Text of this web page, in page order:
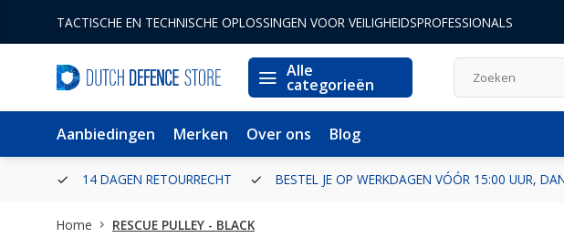
TACTISCHE EN TECHNISCHE OPLOSSINGEN VOOR VEILIGHEIDSPROFESSIONALS
Alle
categorieën
Aanbiedingen Merken Over ons Blog
14 DAGEN RETOURRECHT BESTEL JE OP WERKDAGEN VÓÓR 15:00 UUR,
Home RESCUE PULLEY - BLACK